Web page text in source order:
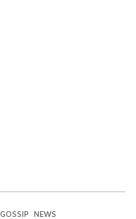
GOSSIP NEWS